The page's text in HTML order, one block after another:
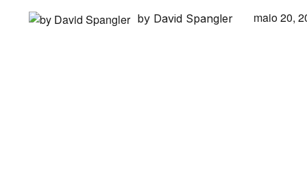
by David Spangler maio 20,